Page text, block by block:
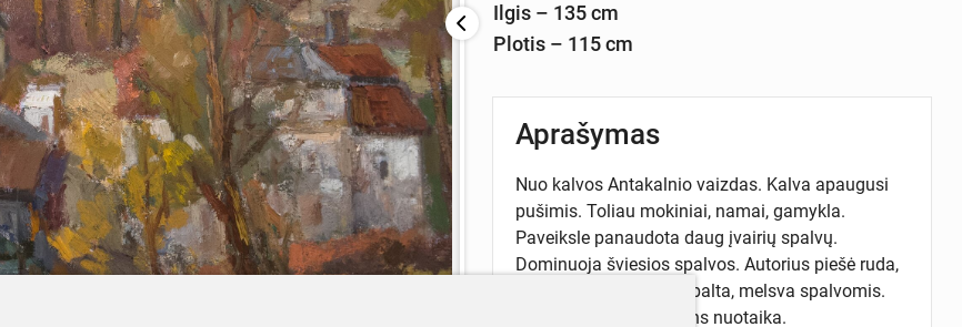
Ilgis – 135 cm
Plotis – 115 cm
Aprašymas
Nuo kalvos Antakalnio vaizdas. Kalva apaugusi
pušimis. Toliau mokiniai, namai, gamykla.
Paveiksle panaudota daug įvairių spalvų.
Dominuoja šviesios spalvos. Autorius piešė ruda,
geltona, šviesiai žalia, balta, melsva spalvomis.
Perteikta linksma rudens nuotaika.